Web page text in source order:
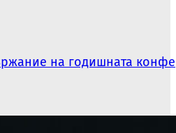
на годишната